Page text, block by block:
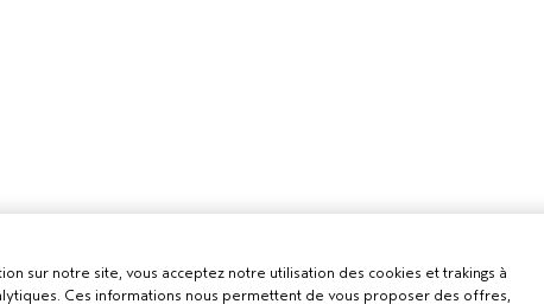
sur notre site, vous acceptez notre utilisation des cookies et trakings à
Ces informations nous permettent de vous proposer des offres,